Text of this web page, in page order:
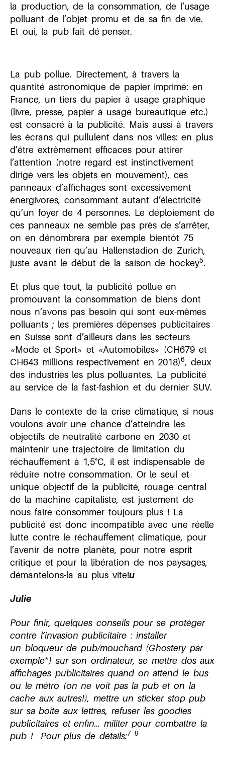
la production, de la consommation, de l’usage
polluant de l’objet promu et de sa fin de vie.
Et oui, la pub fait dé-penser.
La pub pollue. Directement, à travers la
quantité astronomique de papier imprimé: en
France, un tiers du papier à usage graphique
(livre, presse, papier à usage bureautique etc.)
est consacré à la publicité. Mais aussi à travers
les écrans qui pullulent dans nos villes: en plus
d’être extrêmement efficaces pour attirer
l’attention (notre regard est instinctivement
dirigé vers les objets en mouvement), ces
panneaux d’affichages sont excessivement
énergivores, consommant autant d’électricité
qu’un foyer de 4 personnes. Le déploiement de
ces panneaux ne semble pas près de s’arrêter,
on en dénombrera par exemple bientôt 75
nouveaux rien qu’au Hallenstadion de Zurich,
juste avant le début de la saison de hockey5.
Et plus que tout, la publicité pollue en
promouvant la consommation de biens dont
nous n’avons pas besoin qui sont eux-mêmes
polluants ; les premières dépenses publicitaires
en Suisse sont d’ailleurs dans les secteurs
«Mode et Sport» et «Automobiles» (CH679 et
CH643 millions respectivement en 2018)6, deux
des industries les plus polluantes. La publicité
au service de la fast-fashion et du dernier SUV.
Dans le contexte de la crise climatique, si nous
voulons avoir une chance d’atteindre les
objectifs de neutralité carbone en 2030 et
maintenir une trajectoire de limitation du
réchauffement à 1,5°C, il est indispensable de
réduire notre consommation. Or le seul et
unique objectif de la publicité, rouage central
de la machine capitaliste, est justement de
nous faire consommer toujours plus ! La
publicité est donc incompatible avec une réelle
lutte contre le réchauffement climatique, pour
l’avenir de notre planète, pour notre esprit
critique et pour la libération de nos paysages,
démantelons-la au plus vite!u
Julie
Pour finir, quelques conseils pour se protéger
contre l’invasion publicitaire : installer
un bloqueur de pub/mouchard (Ghostery par
exemple*) sur son ordinateur, se mettre dos aux
affichages publicitaires quand on attend le bus
ou le métro (on ne voit pas la pub et on la
cache aux autres!), mettre un sticker stop pub
sur sa boîte aux lettres, refuser les goodies
publicitaires et enfin… militer pour combattre la
pub ! Pour plus de détails:7–9